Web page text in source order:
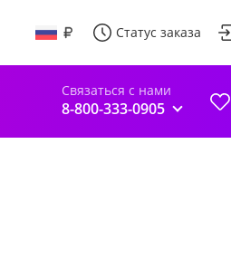
Статус заказа
Связаться с нами
8-800-333-0905